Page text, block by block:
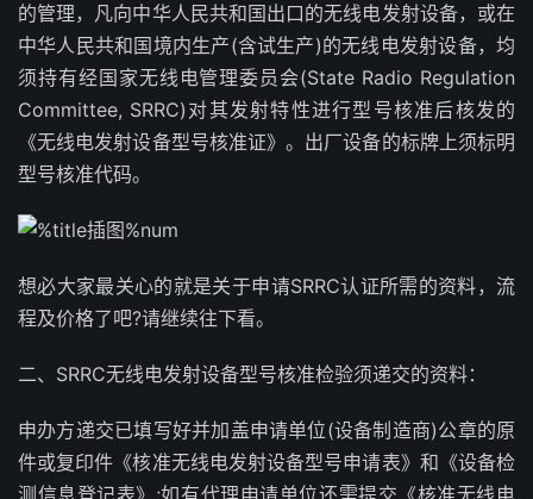
的管理，凡向中华人民共和国出口的无线电发射设备，或在
中华人民共和国境内生产(含试生产)的无线电发射设备，均
须持有经国家无线电管理委员会(State Radio Regulation
Committee, SRRC)对其发射特性进行型号核准后核发的
《无线电发射设备型号核准证》。出厂设备的标牌上须标明
型号核准代码。
想必大家最关心的就是关于申请SRRC认证所需的资料，流
程及价格了吧?请继续往下看。
二、SRRC无线电发射设备型号核准检验须递交的资料：
申办方递交已填写好并加盖申请单位(设备制造商)公章的原
件或复印件《核准无线电发射设备型号申请表》和《设备检
测信息登记表》;如有代理申请单位还需提交《核准无线电